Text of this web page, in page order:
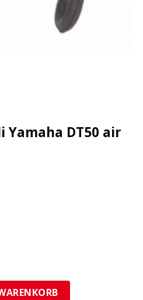
DT50 air
air schwarz Menge